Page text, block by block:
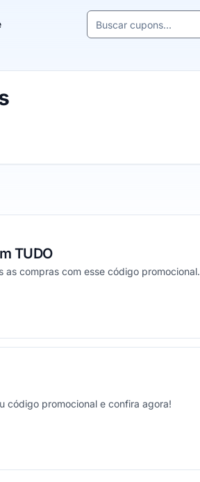
Buscar cupons e lojas
TUDO
compras com esse código
código promocional e confira agora!